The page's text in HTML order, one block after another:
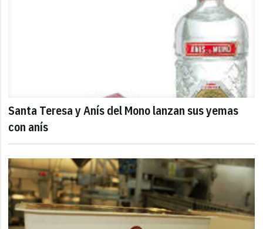
Santa Teresa y Anís del Mono lanzan sus yemas
con anís